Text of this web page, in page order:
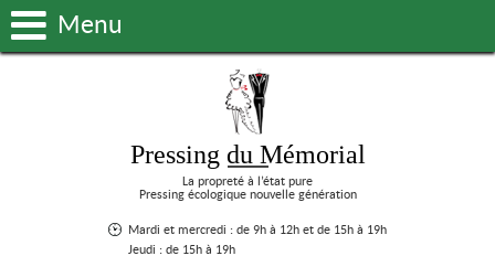
Menu
Pressing du Mémorial
La propreté à l’état pure
Pressing écologique nouvelle génération
Mardi et mercredi : de 9h à 12h et de 15h à 19h
Jeudi : de 15h à 19h